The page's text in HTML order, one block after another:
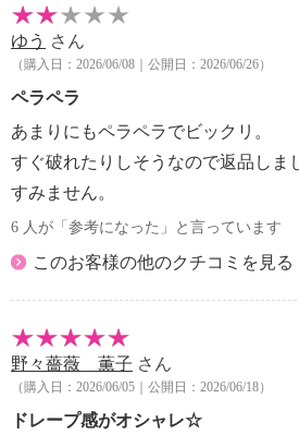
ゆう さん
（購入日：2026/06/08｜公開日：2026/06/26）
ペラペラ
あまりにもペラペラでビックリ。
すぐ破れたりしそうなので返品しま
すみません。
6 人が「参考になった」と言っています
このお客様の他のクチコミを見る
野々薔薇 薫子 さん
（購入日：2026/06/05｜公開日：2026/06/18）
ドレープ感がオシャレ☆